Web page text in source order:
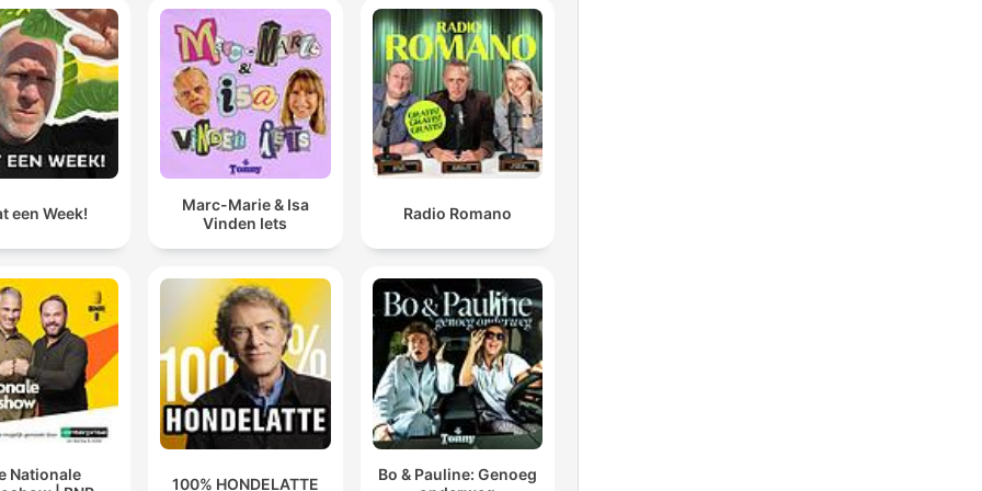
een Week!
Marc-Marie & Isa
Vinden Iets
Radio Romano
Nationale
100% HONDELATTE
Bo & Pauline: Genoeg